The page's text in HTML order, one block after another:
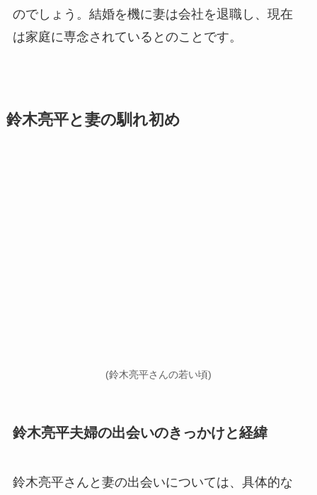
のでしょう。結婚を機に妻は会社を退職し、現在
は家庭に専念されているとのことです。
鈴木亮平と妻の馴れ初め
(鈴木亮平さんの若い頃)
鈴木亮平夫婦の出会いのきっかけと経緯
鈴木亮平さんと妻の出会いについては、具体的な